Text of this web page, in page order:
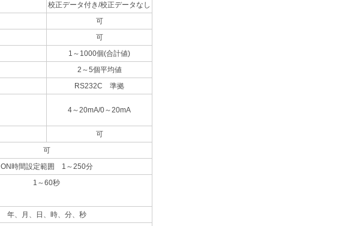
校正データ付き/校正データなし
可
可
1～1000個(合計値)
2～5個平均値
RS232C 準拠
4～20mA/0～20mA
可
可
ON時間設定範囲 1～250分
1～60秒
年、月、日、時、分、秒